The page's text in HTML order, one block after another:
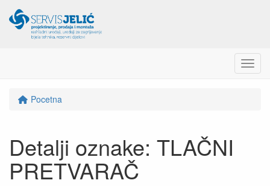
Menu
Pocetna
Detalji oznake: TLAČNI
PRETVARAČ